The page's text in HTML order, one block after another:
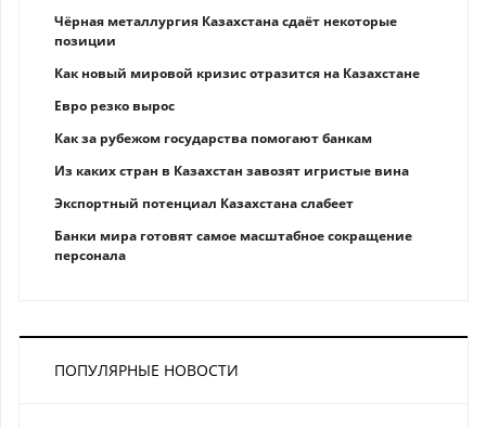
Чёрная металлургия Казахстана сдаёт некоторые
позиции
Как новый мировой кризис отразится на Казахстане
Eврo рeзкo вырос
Как за рубежом государства помогают банкам
Из каких стран в Казахстан завозят игристые вина
Экспортный потенциал Казахстана слабеет
Банки мира готовят самое масштабное сокращение
персонала
ПОПУЛЯРНЫЕ НОВОСТИ